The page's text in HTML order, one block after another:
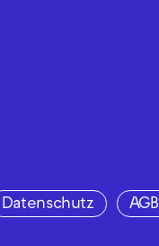
Datenschutz AGB